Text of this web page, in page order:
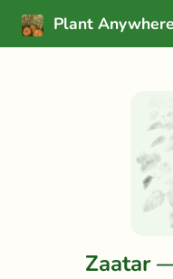
Plant Anywhere
Zaatar